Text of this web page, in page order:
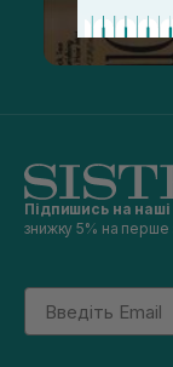
Підпишись на
знижку 5% на
Email